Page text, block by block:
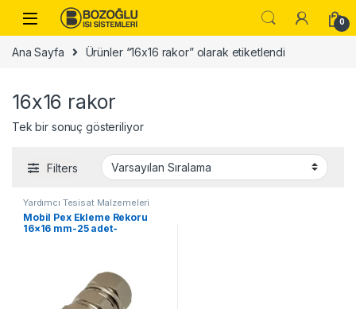
Skip to navigation
Skip to content
0
Ana Sayfa Ürünler “16x16 rakor” olarak etiketlendi
16x16 rakor
Tek bir sonuç gösteriliyor
Filters
Yardımcı Tesisat Malzemeleri
Mobil Pex Ekleme Rekoru
16×16 mm-25 adet-